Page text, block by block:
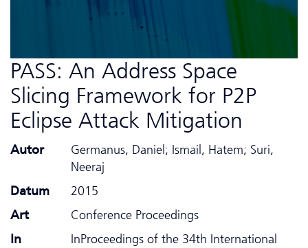
PASS: An Address Space
Slicing Framework for P2P
Eclipse Attack Mitigation
Autor
Germanus, Daniel; Ismail, Hatem; Suri,
Neeraj
Datum
2015
Art
Conference Proceedings
In
InProceedings of the 34th International